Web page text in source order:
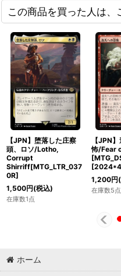
この商品を買った人は
【JPN】堕落した庄察
頭、ロソ/Lotho,
Corrupt
Shirriff[MTG_LTR_037
0R]
1,500円(税込)
在庫数1点
【JPN
怖/Fear
[2024*4
1,200円
在庫数5点
ホーム